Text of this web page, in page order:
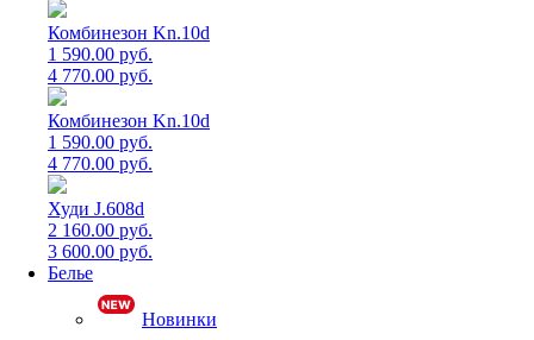
Комбинезон Kn.10d
1 590.00 руб.
4 770.00 руб.
Комбинезон Kn.10d
1 590.00 руб.
4 770.00 руб.
Худи J.608d
2 160.00 руб.
3 600.00 руб.
Белье
Новинки